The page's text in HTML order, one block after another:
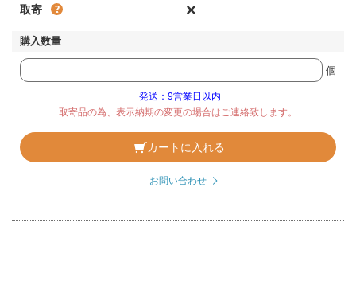
取寄 ×
個
発送：9営業日以内
取寄品の為、表示納期の変更の場合はご連絡致します。
カートに入れる
お問い合わせ